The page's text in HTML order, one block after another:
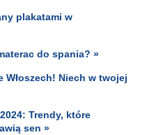
plakatami w
do spania? »
Włoszech! Niech w twojej
Trendy, które
sen »